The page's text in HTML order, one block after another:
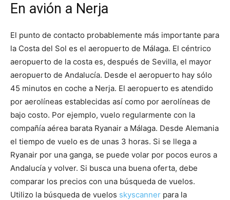
En avión a Nerja
El punto de contacto probablemente más importante para
la Costa del Sol es el aeropuerto de Málaga. El céntrico
aeropuerto de la costa es, después de Sevilla, el mayor
aeropuerto de Andalucía. Desde el aeropuerto hay sólo
45 minutos en coche a Nerja. El aeropuerto es atendido
por aerolíneas establecidas así como por aerolíneas de
bajo costo. Por ejemplo, vuelo regularmente con la
compañía aérea barata Ryanair a Málaga. Desde Alemania
el tiempo de vuelo es de unas 3 horas. Si se llega a
Ryanair por una ganga, se puede volar por pocos euros a
Andalucía y volver. Si busca una buena oferta, debe
comparar los precios con una búsqueda de vuelos.
Utilizo la búsqueda de vuelos skyscanner para la